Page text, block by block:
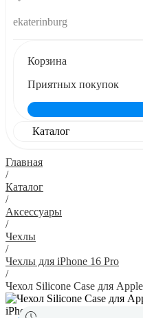
ekaterinburg
Корзина
Приятных покупок
Каталог
Главная
/
Каталог
/
Аксессуары
/
Чехлы
/
Чехлы для iPhone 16 Pro
/
Чехол Silicone Case для